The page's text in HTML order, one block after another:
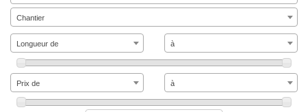
Chantier
Longueur de à
Prix de à